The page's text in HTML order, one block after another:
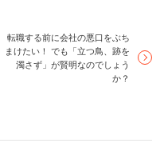
転職する前に会社の悪口をぶち
まけたい！ でも「立つ鳥、跡を
濁さず」が賢明なのでしょう
か？